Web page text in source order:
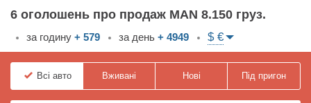
Збір на авто для ЗСУ
Вживані авто
Нові авто
6 оголошень про продаж MAN 8.150 груз.
за годину + 579 за день + 4949 $ €
Всі авто Вживані Нові Під пригон